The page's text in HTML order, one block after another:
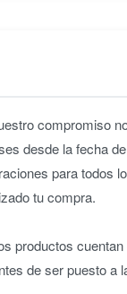
compromiso
desde la fecha
para todos
tu compra.
productos
de ser puesto a